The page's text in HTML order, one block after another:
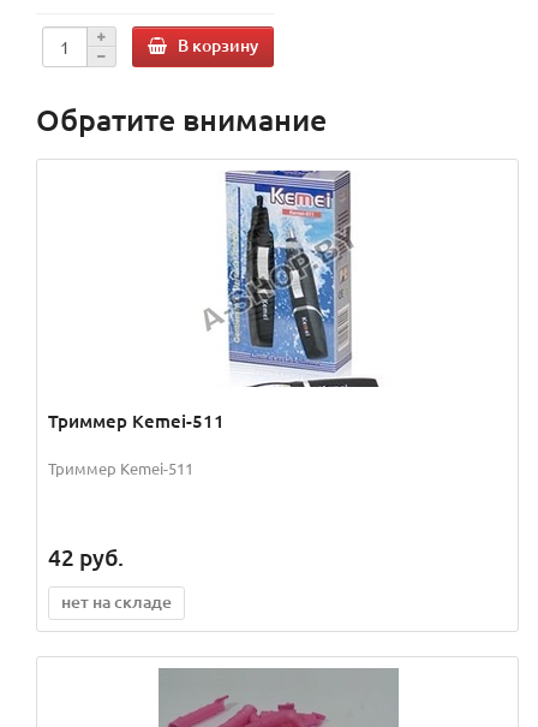
В корзину
Обратите внимание
Триммер Kemei-511
Триммер Kemei-511
42 руб.
нет на складе